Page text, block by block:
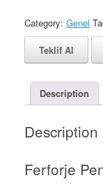
Category: Genel
Description
Description
Ferforje